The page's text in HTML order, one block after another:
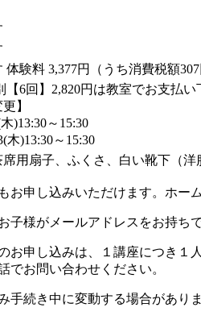
体験料 3,377円（うち消費税額307
【6回】2,820円は教室でお支払い
】
)13:30～15:30
木)13:30～15:30
用扇子、ふくさ、白い靴下（洋
お申し込みいただけます。ホー
子様がメールアドレスをお持ち
お申し込みは、１講座につき１
でお問い合わせください。
手続き中に変動する場合がありま